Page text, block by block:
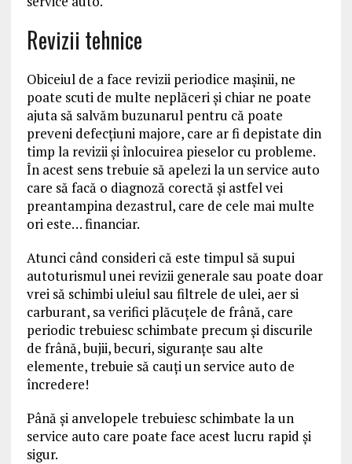
Revizii tehnice
Obiceiul de a face revizii periodice maşinii, ne
poate scuti de multe neplăceri şi chiar ne poate
ajuta să salvăm buzunarul pentru că poate
preveni defecţiuni majore, care ar fi depistate din
timp la revizii şi înlocuirea pieselor cu probleme.
În acest sens trebuie să apelezi la un service auto
care să facă o diagnoză corectă şi astfel vei
preantampina dezastrul, care de cele mai multe
ori este… financiar.
Atunci când consideri că este timpul să supui
autoturismul unei revizii generale sau poate doar
vrei să schimbi uleiul sau filtrele de ulei, aer si
carburant, sa verifici plăcuțele de frână, care
periodic trebuiesc schimbate precum și discurile
de frână, bujii, becuri, siguranţe sau alte
elemente, trebuie să cauţi un service auto de
încredere!
Până și anvelopele trebuiesc schimbate la un
service auto care poate face acest lucru rapid și
sigur.